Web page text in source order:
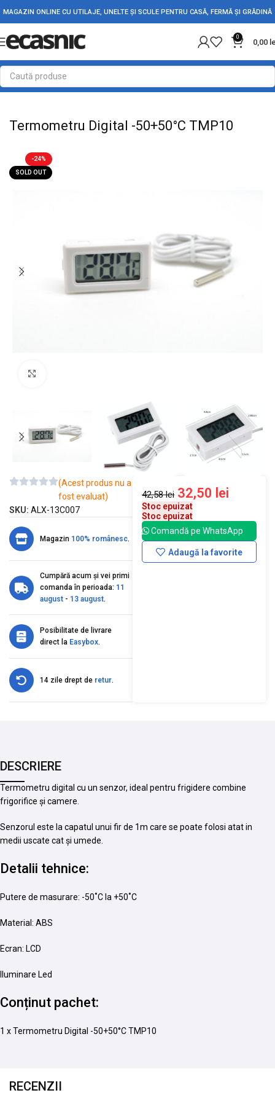
MAGAZIN ONLINE CU UTILAJE, UNELTE ȘI SCULE PENTRU CASĂ, FERMĂ ȘI GRĂDINĂ
0
0,00
Prima pagină Casă Electronice Termometre-Higrometre
Termometru Digital -50+50°C TMP10
-24%
SOLD OUT
(Acest produs nu a
fost evaluat)
SKU: ALX-13C007
Magazin 100% românesc.
Cumpără acum și vei primi
comanda în perioada: 11
august - 13 august.
Posibilitate de livrare
direct la Easybox.
14 zile drept de retur.
42,58lei 32,50 lei
Stoc epuizat
Stoc epuizat
Comandă pe WhatsApp
Adaugă la favorite
DESCRIERE
Termometru digital cu un senzor, ideal pentru frigidere combine
frigorifice și camere.
Senzorul este la capatul unui fir de 1m care se poate folosi atat in
medii uscate cat și umede.
Detalii tehnice:
Putere de masurare: -50˚C la +50˚C
Material: ABS
Ecran: LCD
Iluminare Led
Conținut pachet:
1 x Termometru Digital -50+50°C TMP10
RECENZII